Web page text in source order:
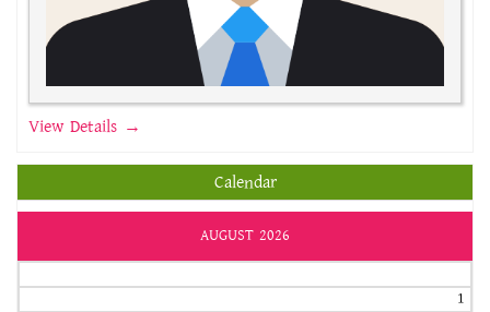
View Details →
Calendar
AUGUST 2026
1